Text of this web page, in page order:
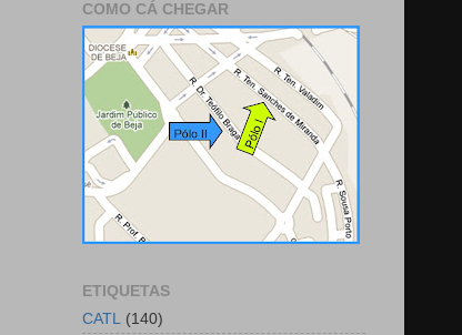
COMO CÁ CHEGAR
ETIQUETAS
CATL (140)